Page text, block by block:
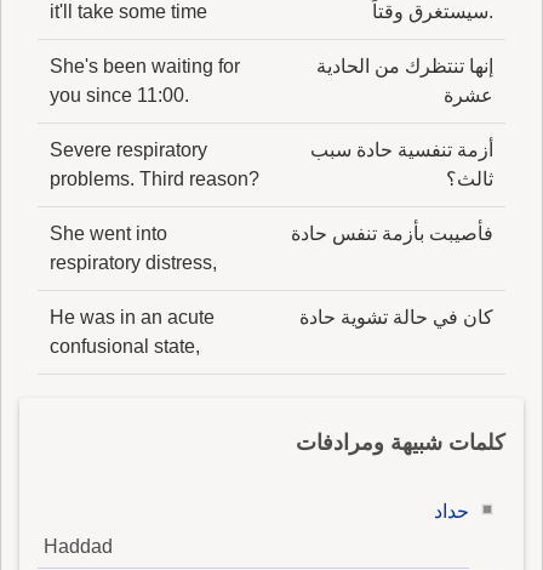
.سيستغرق وقتاً
it'll take some time
إنها تنتظرك من الحادية
عشرة
She's been waiting for
you since 11:00.
أزمة تنفسية حادة سبب
ثالث؟
Severe respiratory
problems. Third reason?
فأصيبت بأزمة تنفس حادة
She went into
respiratory distress,
كان في حالة تشوية حادة
He was in an acute
confusional state,
كلمات شبيهة ومرادفات
حداد
Haddad